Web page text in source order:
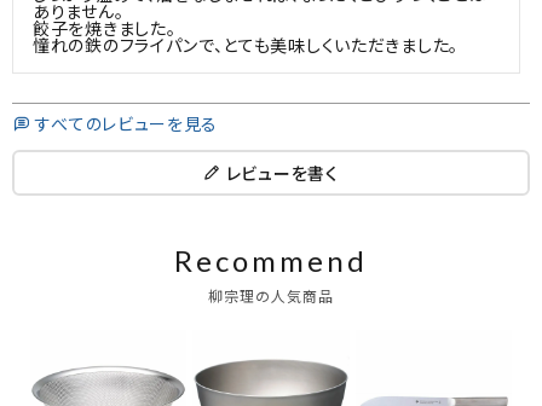
ありません。
餃子を焼きました。
憧れの鉄のフライパンで、とても美味しくいただきました。
すべてのレビューを見る
レビューを書く
Recommend
柳宗理の人気商品